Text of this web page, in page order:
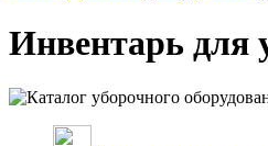
Инвентарь для